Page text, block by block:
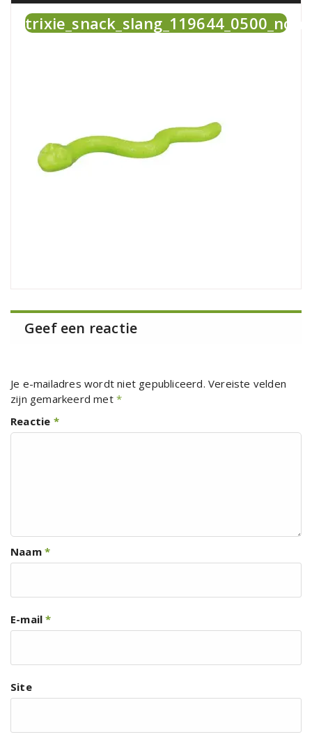
Geef een reactie
Je e-mailadres wordt niet gepubliceerd. Vereiste velden
zijn gemarkeerd met *
Reactie *
Naam *
E-mail*
Site